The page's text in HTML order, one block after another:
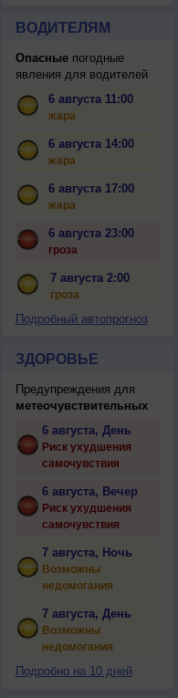
ВОДИТЕЛЯМ
Опасныепогодные
явления для водителей
6 августа 11:00
жара
6 августа 14:00
жара
6 августа 17:00
жара
6 августа 23:00
гроза
7 августа 2:00
гроза
Подробный автопрогноз
ЗДОРОВЬЕ
Предупреждения для
метеочувствительных
6 августа, День
Риск ухудшения
самочувствия
6 августа, Вечер
Риск ухудшения
самочувствия
7 августа, Ночь
Возможны
недомогания
7 августа, День
Возможны
недомогания
Подробно на 10 дней